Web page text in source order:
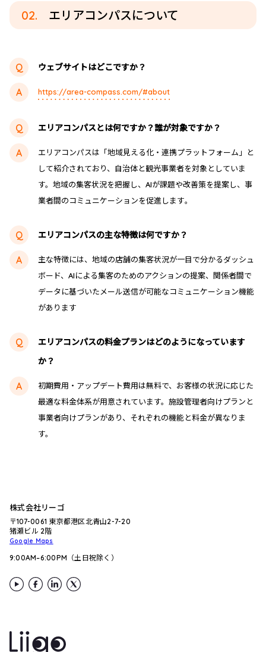
02. エリアコンパスについて
ウェブサイトはどこですか？
https://area-compass.com/#about
エリアコンパスとは何ですか？誰が対象ですか？
エリアコンパスは「地域見える化・連携プラットフォーム」と
して紹介されており、自治体と観光事業者を対象としていま
す。地域の集客状況を把握し、AIが課題や改善策を提案し、事
業者間のコミュニケーションを促進します​​。
エリアコンパスの主な特徴は何ですか？
主な特徴には、地域の店舗の集客状況が一目で分かるダッシュ
ボード、AIによる集客のためのアクションの提案、関係者間で
データに基づいたメール送信が可能なコミュニケーション機能
があります
エリアコンパスの料金プランはどのようになっています
か？
初期費用・アップデート費用は無料で、お客様の状況に応じた
最適な料金体系が用意されています。施設管理者向けプランと
事業者向けプランがあり、それぞれの機能と料金が異なりま
す。
株式会社リーゴ
〒107-0061 東京都港区北青山2-7-20
猪瀬ビル 2階
Google Maps
9:00AM–6:00PM（土日祝除く）